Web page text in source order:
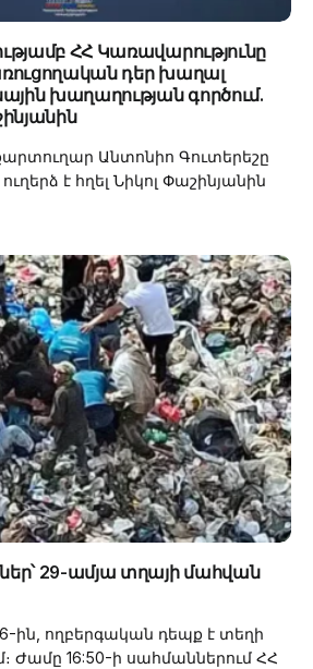
ՀՀ Կառավարությունը
դեր խաղալ
խաղաղության գործում.
Անտոնիո Գուտերեշը
է հղել Նիկոլ Փաշինյանին
29-ամյա տղայի մահվան
6-ին, ողբերգական դեպք է տեղի
Ժամը 16:50-ի սահմաններում ՀՀ